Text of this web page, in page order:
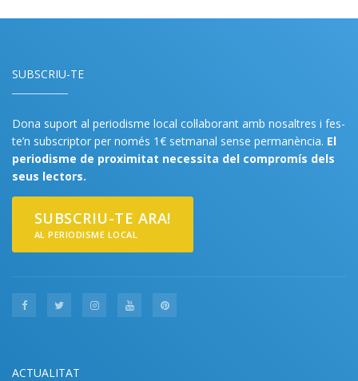
SUBSCRIU-TE
Dona suport al periodisme local col·laborant amb nosaltres i fes-
te’n subscriptor per només 1€ setmanal sense permanència. El
periodisme de proximitat necessita del compromís dels
seus lectors.
SUBSCRIU-TE ARA!
AL PERIODISME LOCAL
ACTUALITAT